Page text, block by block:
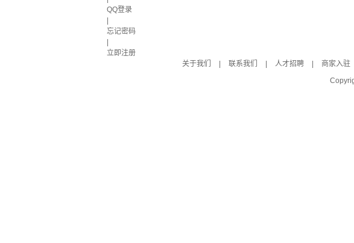
QQ登录
忘记密码
立即注册
关于我们
联系我们 人才招聘 商家入驻